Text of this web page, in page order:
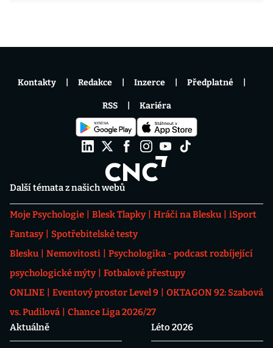
Další témata z našich webů
Moje Psychologie Blesk Tlapky Hráči na Blesku
iSport
Fantasy
Spotřebitelské testy
Blesku
Nemovitosti
Psychologika - podcast rozbíjející
psychologické mýty
Fotbalové přestupy
ONLINE
Eventový prostor Level 9
OKTAGON 92: Szabová
vs. Pudilová
Chance Liga 2026/27
Aktuálně
Léto 2026
Kontakty Redakce Inzerce Předplatné
RSS Kariéra